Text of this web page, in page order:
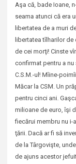
Aşa că, bade Ioane,
seama atunci că era
libertatea de a muri
libertatea tîlharilor de
de cei morţi! Cinste
confirmat pentru a
C.S.M.-ul! Mîine-
Măcar la CSM. Un
pentru cinci ani.
milioane de euro, îşi
fiecărui membru nu i-
ţării. Dacă ar fi să
de la Târgovişte,
de ajuns acestor